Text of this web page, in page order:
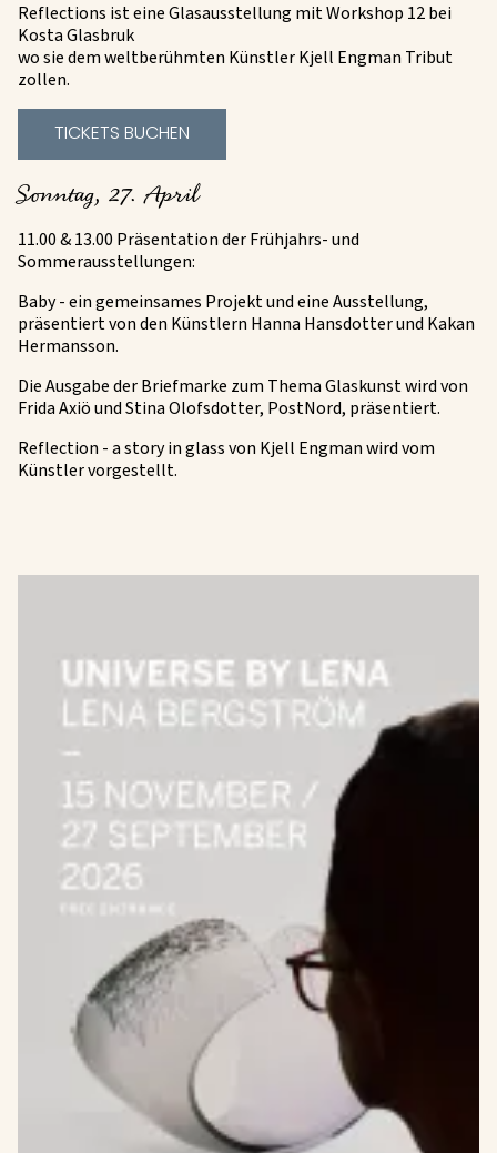
Reflections ist eine Glasausstellung mit Workshop 12 bei
Kosta Glasbruk
wo sie dem weltberühmten Künstler Kjell Engman Tribut
zollen.
TICKETS BUCHEN
Sonntag, 27. April
11.00 & 13.00 Präsentation der Frühjahrs- und
Sommerausstellungen:
Baby - ein gemeinsames Projekt und eine Ausstellung,
präsentiert von den Künstlern Hanna Hansdotter und Kakan
Hermansson.
Die Ausgabe der Briefmarke zum Thema Glaskunst wird von
Frida Axiö und Stina Olofsdotter, PostNord, präsentiert.
Reflection - a story in glass von Kjell Engman wird vom
Künstler vorgestellt.